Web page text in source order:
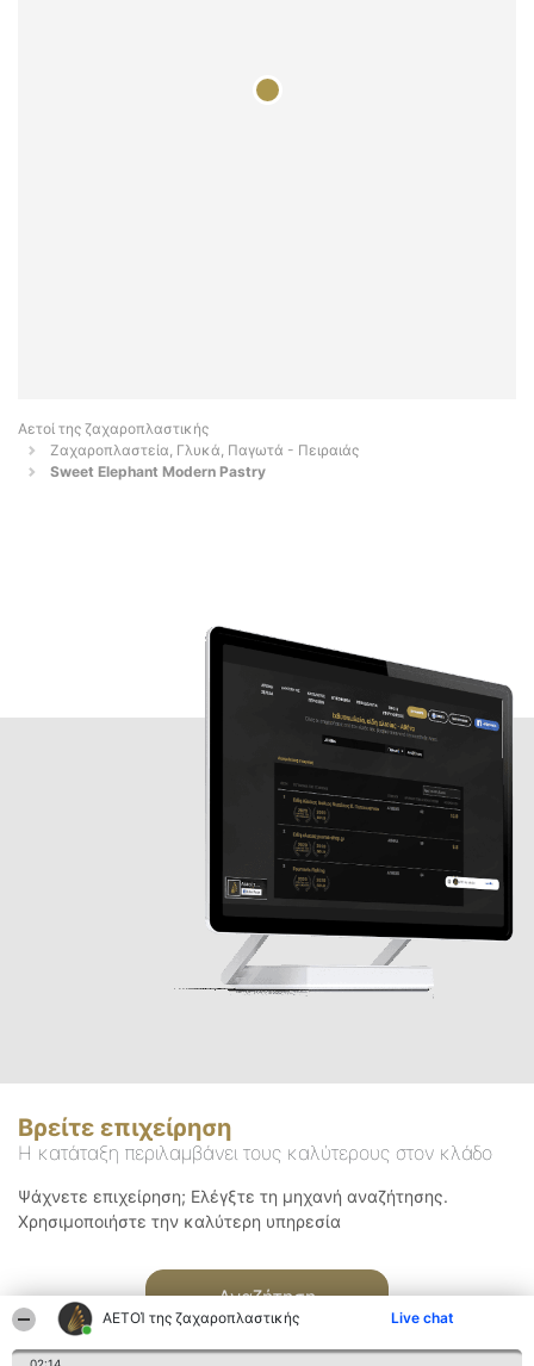
ΑΕΤΟΊ της ζαχαροπλαστικής Live chat
Αετοί της ζαχαροπλαστικής
Ζαχαροπλαστεία, Γλυκά, Παγωτά - Πειραιάς
Sweet Elephant Modern Pastry
Βρείτε επιχείρηση
Η κατάταξη περιλαμβάνει τους καλύτερους στον κλάδο
Ψάχνετε επιχείρηση; Ελέγξτε τη μηχανή αναζήτησης.
Χρησιμοποιήστε την καλύτερη υπηρεσία
Αναζήτηση